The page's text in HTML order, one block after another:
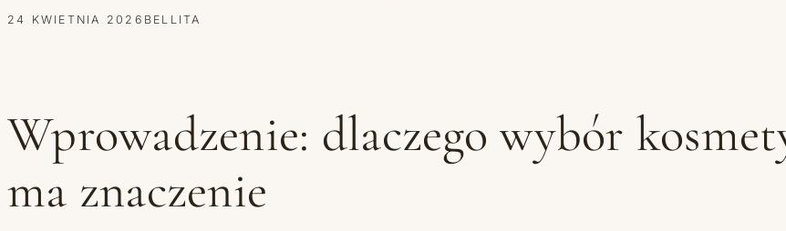
24 KWIETNIA 2026 BELLITA
Wprowadzenie: dlaczego wybór
ma znaczenie